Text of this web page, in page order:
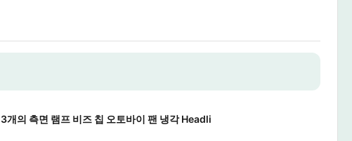
3개의 측면 램프 비즈 칩 오토바이 팬 냉각 Headli